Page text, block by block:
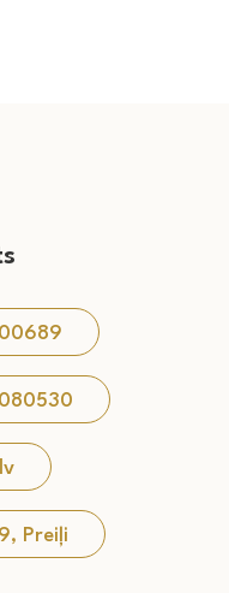
Preiļi